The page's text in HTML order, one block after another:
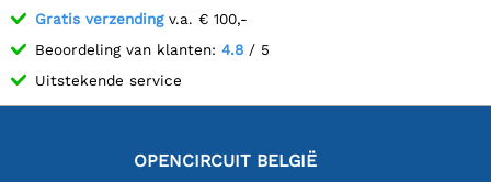
Gratis verzendingv.a. € 100,-
Beoordeling van klanten: 4.8 / 5
Uitstekende service
OPENCIRCUIT BELGIË